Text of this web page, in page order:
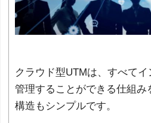
クラウド型UTMは、すべて
管理することができる仕組み
構造もシンプルです。